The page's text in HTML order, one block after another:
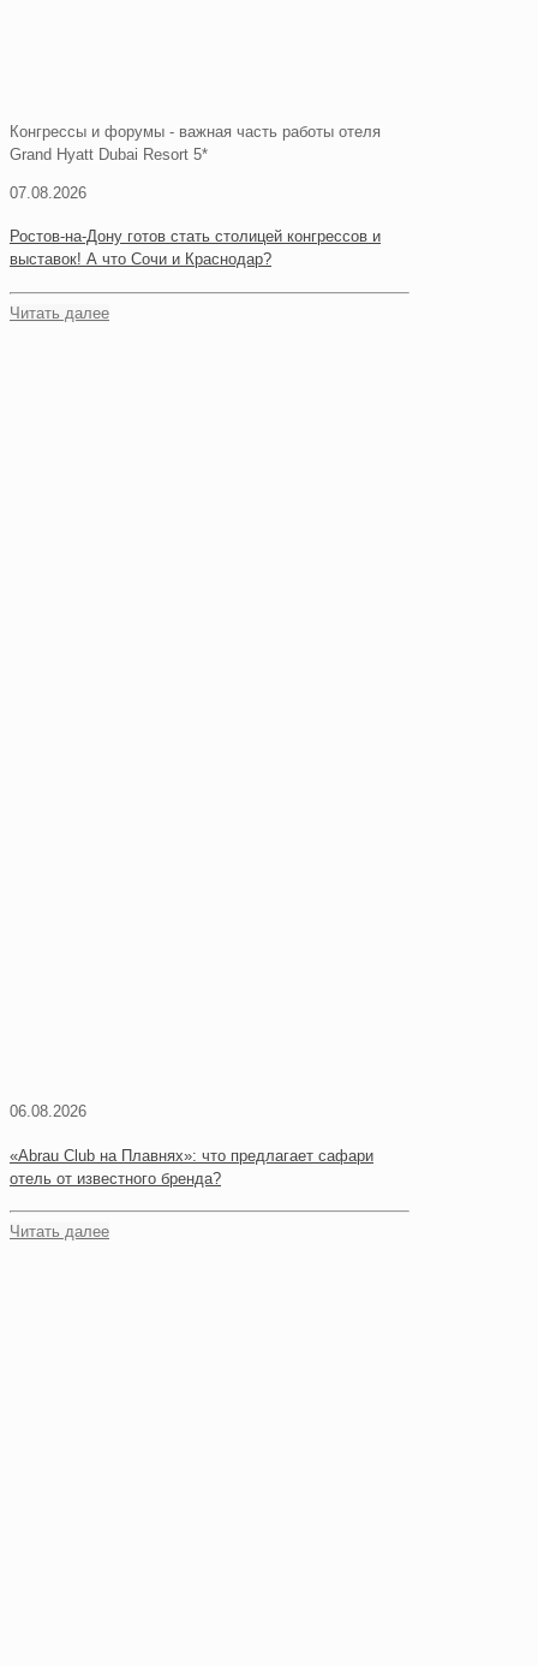
Конгрессы и форумы - важная часть работы отеля
Grand Hyatt Dubai Resort 5*
07.08.2026
Ростов-на-Дону готов стать столицей конгрессов и
выставок! А что Сочи и Краснодар?
Читать далее
06.08.2026
«Abrau Club на Плавнях»: что предлагает сафари
отель от известного бренда?
Читать далее